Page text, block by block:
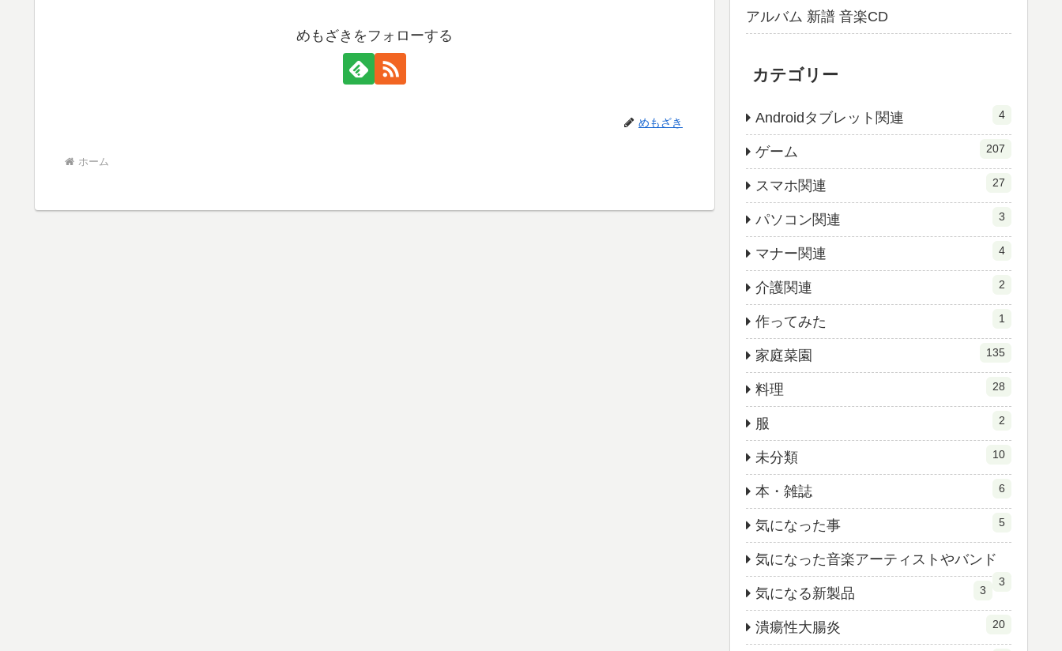
めもざきをフォローする
めもざき
ホーム
アルバム 新譜 音楽CD
カテゴリー
Androidタブレット関連 4
ゲーム 207
スマホ関連 27
パソコン関連 3
マナー関連 4
介護関連 2
作ってみた 1
家庭菜園 135
料理 28
服 2
未分類 10
本・雑誌 6
気になった事 5
気になった音楽アーティストやバンド
3
気になる新製品 3
潰瘍性大腸炎 20